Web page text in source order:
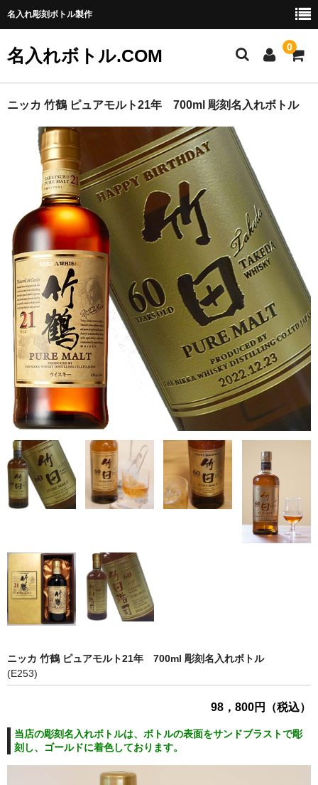
名入れ彫刻ボトル製作
名入れボトル.COM 0
ご利用ガイド
特定商取引法に基づく表記
お問い合わせ
ニッカ 竹鶴 ピュアモルト21年 700ml 彫刻名入れボトル
ニッカ 竹鶴 ピュアモルト21年 700ml 彫刻名入れボトル
(E253)
98，800円（税込）
当店の彫刻名入れボトルは、ボトルの表面をサンドブラストで彫
刻し、ゴールドに着色しております。